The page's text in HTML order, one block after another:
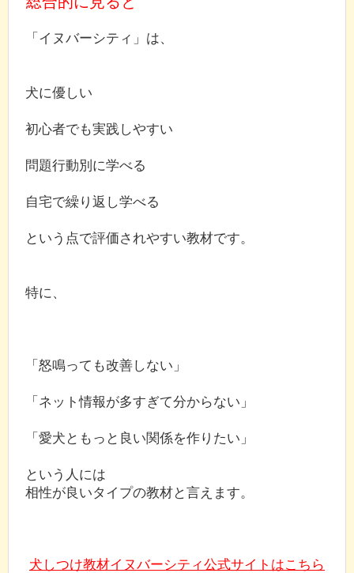
「イヌバーシティ」は、
犬に優しい
初心者でも実践しやすい
問題行動別に学べる
自宅で繰り返し学べる
という点で評価されやすい教材です。
特に、
「怒鳴っても改善しない」
「ネット情報が多すぎて分からない」
「愛犬ともっと良い関係を作りたい」
という人には
相性が良いタイプの教材と言えます。
犬しつけ教材イヌバーシティ公式サイトはこちら